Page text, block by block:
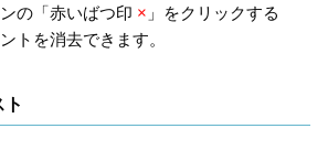
の「赤いばつ印 × 」をクリックする
トを消去できます。